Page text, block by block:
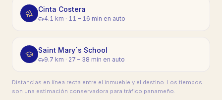
Cinta Costera
4.1 km · 11 – 16 min en auto
Saint Mary´s School
9.7 km · 27 – 38 min en auto
Distancias en línea recta entre el inmueble y el destino. Los tiempos
son una estimación conservadora para tráfico panameño.